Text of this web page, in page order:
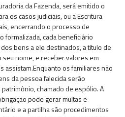
da Fazenda, será emitido o
os casos judiciais, ou a Escritura
encerrando o processo de
formalizada, cada beneficiário
bens a ele destinados, a título de
nome, e receber valores em
assistam.Enquanto os familiares não
da pessoa falecida serão
chamado de espólio. A
pode gerar multas e
e a partilha são procedimentos